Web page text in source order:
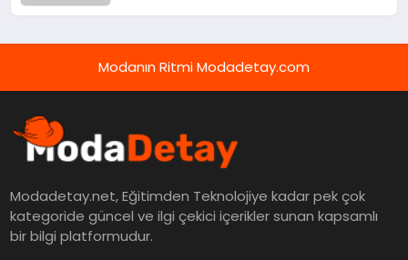
Modanın Ritmi Modadetay.com
Modadetay.net, Eğitimden Teknolojiye kadar pek çok
kategoride güncel ve ilgi çekici içerikler sunan kapsamlı
bir bilgi platformudur.